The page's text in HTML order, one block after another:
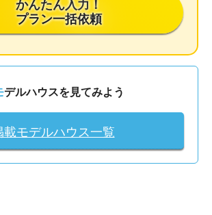
かんたん入力！
プラン一括依頼
モデルハウスを見てみよう
載モデルハウス一覧